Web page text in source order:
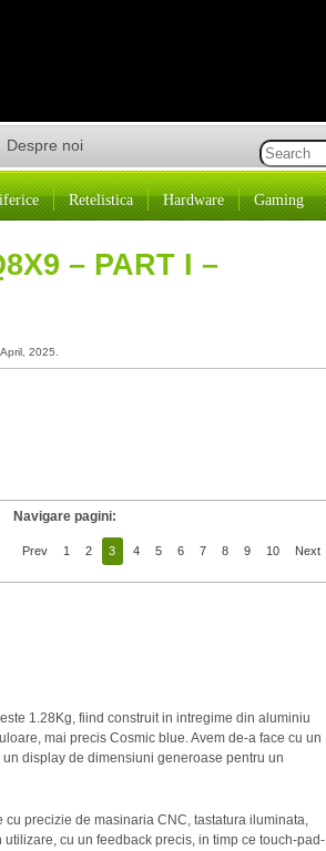
Despre noi
Retelistica Hardware Gaming
– PART I –
April, 2025.
Navigare pagini:
Prev 1 2 3 4 5 6 7 8 9 10 Next
1.28Kg, fiind construit in intregime din aluminiu
mai precis Cosmic blue. Avem de-a face cu un
display de dimensiuni generoase pentru un
precizie de masinaria CNC, tastatura iluminata,
cu un feedback precis, in timp ce touch-pad-